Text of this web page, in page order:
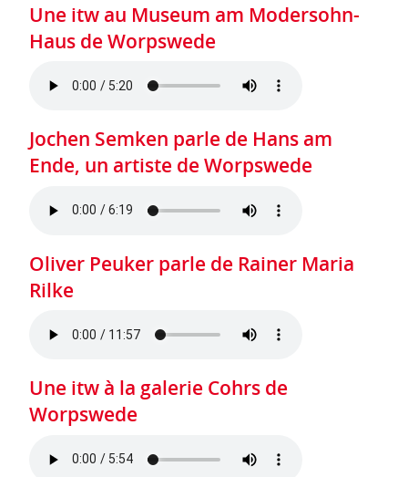
Une itw au Museum am Modersohn-
Haus de Worpswede
Jochen Semken parle de Hans am
Ende, un artiste de Worpswede
Oliver Peuker parle de Rainer Maria
Rilke
Une itw à la galerie Cohrs de
Worpswede